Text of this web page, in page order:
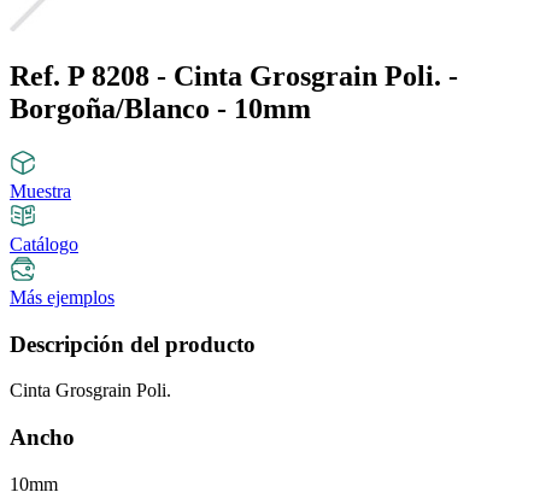
Ref. P 8208 - Cinta Grosgrain Poli. -
Borgoña/Blanco - 10mm
Muestra
Catálogo
Más ejemplos
Descripción del producto
Cinta Grosgrain Poli.
Ancho
10mm